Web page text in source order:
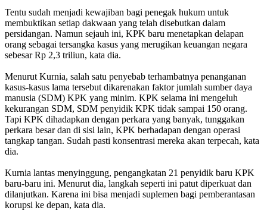
Tentu sudah menjadi kewajiban bagi penegak hukum untuk
membuktikan setiap dakwaan yang telah disebutkan dalam
persidangan. Namun sejauh ini, KPK baru menetapkan delapan
orang sebagai tersangka kasus yang merugikan keuangan negara
sebesar Rp 2,3 triliun, kata dia.
Menurut Kurnia, salah satu penyebab terhambatnya penanganan
kasus-kasus lama tersebut dikarenakan faktor jumlah sumber daya
manusia (SDM) KPK yang minim. KPK selama ini mengeluh
kekurangan SDM, SDM penyidik KPK tidak sampai 150 orang.
Tapi KPK dihadapkan dengan perkara yang banyak, tunggakan
perkara besar dan di sisi lain, KPK berhadapan dengan operasi
tangkap tangan. Sudah pasti konsentrasi mereka akan terpecah, kata
dia.
Kurnia lantas menyinggung, pengangkatan 21 penyidik baru KPK
baru-baru ini. Menurut dia, langkah seperti ini patut diperkuat dan
dilanjutkan. Karena ini bisa menjadi suplemen bagi pemberantasan
korupsi ke depan, kata dia.